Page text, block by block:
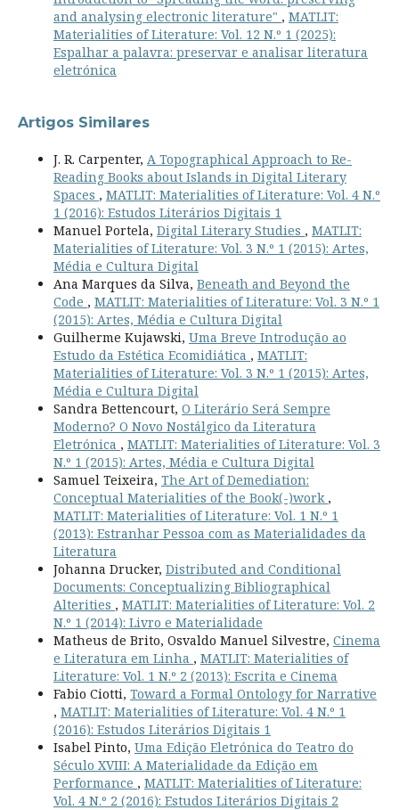
and analysing electronic literature" , MATLIT:
Materialities of Literature: Vol. 12 N.º 1 (2025):
Espalhar a palavra: preservar e analisar literatura
eletrónica
Artigos Similares
J. R. Carpenter, A Topographical Approach to Re-
Reading Books about Islands in Digital Literary
Spaces , MATLIT: Materialities of Literature: Vol. 4 N.º
1 (2016): Estudos Literários Digitais 1
Manuel Portela, Digital Literary Studies , MATLIT:
Materialities of Literature: Vol. 3 N.º 1 (2015): Artes,
Média e Cultura Digital
Ana Marques da Silva, Beneath and Beyond the
Code , MATLIT: Materialities of Literature: Vol. 3 N.º 1
(2015): Artes, Média e Cultura Digital
Guilherme Kujawski, Uma Breve Introdução ao
Estudo da Estética Ecomidiática , MATLIT:
Materialities of Literature: Vol. 3 N.º 1 (2015): Artes,
Média e Cultura Digital
Sandra Bettencourt, O Literário Será Sempre
Moderno? O Novo Nostálgico da Literatura
Eletrónica , MATLIT: Materialities of Literature: Vol. 3
N.º 1 (2015): Artes, Média e Cultura Digital
Samuel Teixeira, The Art of Demediation:
Conceptual Materialities of the Book(-)work ,
MATLIT: Materialities of Literature: Vol. 1 N.º 1
(2013): Estranhar Pessoa com as Materialidades da
Literatura
Johanna Drucker, Distributed and Conditional
Documents: Conceptualizing Bibliographical
Alterities , MATLIT: Materialities of Literature: Vol. 2
N.º 1 (2014): Livro e Materialidade
Matheus de Brito, Osvaldo Manuel Silvestre, Cinema
e Literatura em Linha , MATLIT: Materialities of
Literature: Vol. 1 N.º 2 (2013): Escrita e Cinema
Fabio Ciotti, Toward a Formal Ontology for Narrative
, MATLIT: Materialities of Literature: Vol. 4 N.º 1
(2016): Estudos Literários Digitais 1
Isabel Pinto, Uma Edição Eletrónica do Teatro do
Século XVIII: A Materialidade da Edição em
Performance , MATLIT: Materialities of Literature:
Vol. 4 N.º 2 (2016): Estudos Literários Digitais 2